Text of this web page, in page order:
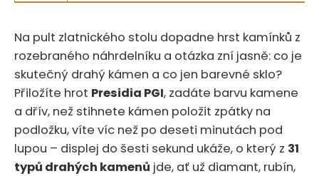
Na pult zlatnického stolu dopadne hrst kamínků z
rozebraného náhrdelníku a otázka zní jasně: co je
skutečný drahý kámen a co jen barevné sklo?
Přiložíte hrot Presidia PGI, zadáte barvu kamene
a dřív, než stihnete kámen položit zpátky na
podložku, víte víc než po deseti minutách pod
lupou – displej do šesti sekund ukáže, o který z 31
typů drahých kamenů jde, ať už diamant, rubín,